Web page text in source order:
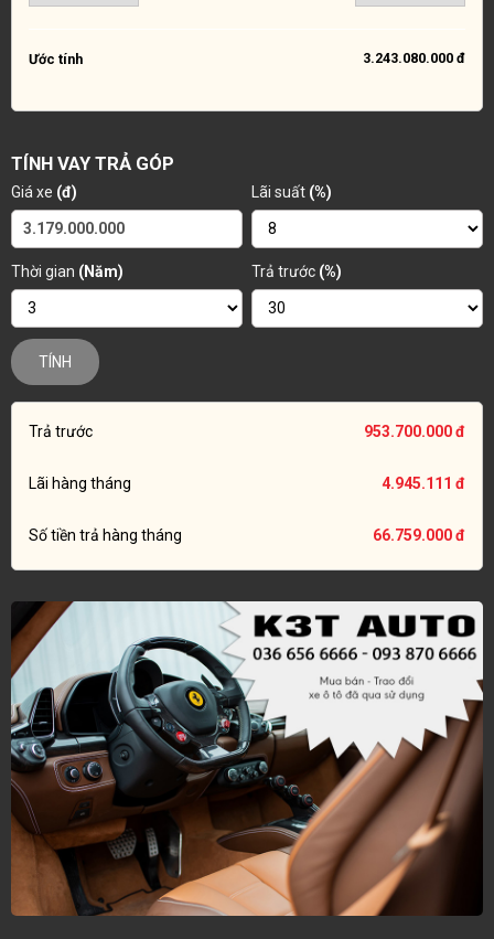
Ước tính 3.243.080.000 đ
TÍNH VAY TRẢ GÓP
Giá xe (đ) Lãi suất (%)
Thời gian (Năm) Trả trước (%)
TÍNH
Trả trước 953.700.000 đ
Lãi hàng tháng 4.945.111 đ
Số tiền trả hàng tháng 66.759.000 đ